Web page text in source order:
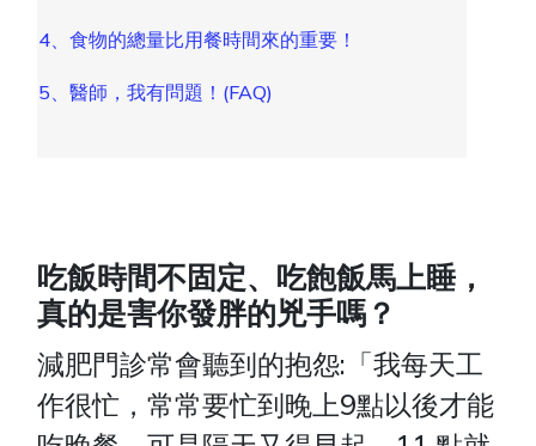
4、食物的總量比用餐時間來的重要！
5、醫師，我有問題！(FAQ)
吃飯時間不固定、吃飽飯馬上睡，
真的是害你發胖的兇手嗎？
減肥門診常會聽到的抱怨:「我每天工
作很忙，常常要忙到晚上9點以後才能